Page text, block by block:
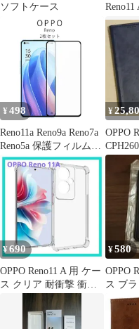
ソフトケース
グリー
¥ 498
Reno11a Reno9a Reno7a
Reno5a 保護フィルム
OPPO フィルム ２枚入
り ガラスフィルム 人気
強化ガラス 安い
¥
OPPO
¥ 690
OPPO Reno11 A 用 ケー
ス クリア 耐衝撃 衝撃
吸収 滑り止め
¥580
OPPO
ス ブ